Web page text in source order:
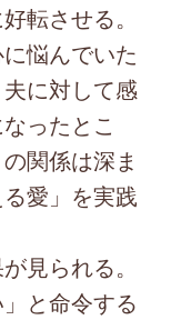
転させる。
悩んでいた
に対して感
ったとこ
関係は深ま
愛」を実践
見られる。
と命令する